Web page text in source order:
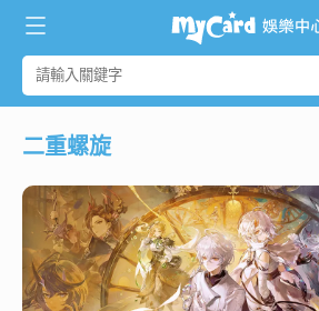
二重螺旋